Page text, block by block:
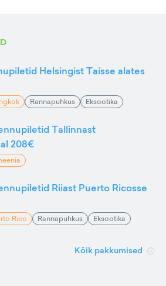
Helsingist Taisse alates
Rannapuhkus Eksootika
Tallinnast
208€
Riiast Puerto Ricosse
Rico Rannapuhkus Eksootika
Kõik pakkumised